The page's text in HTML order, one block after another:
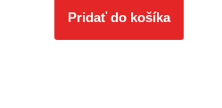
Pridať do košíka